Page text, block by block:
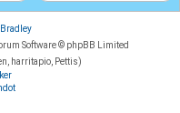
Bradley
Software © phpBB Limited
harritapio, Pettis)